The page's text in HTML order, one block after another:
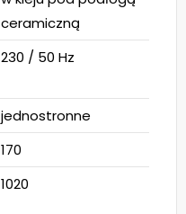
ceramiczną
230 / 50 Hz
jednostronne
170
1020